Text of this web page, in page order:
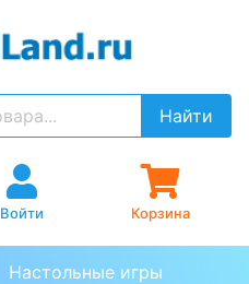
Найти
Войти Корзина
Настольные игры